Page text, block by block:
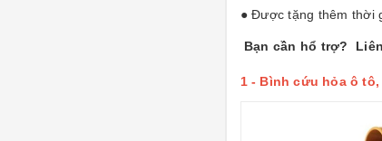
● Được tặng thêm thời
Bạn cần hổ trợ?
1 - Bình cứu hỏa ô